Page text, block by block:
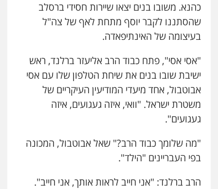
כהנא. משובו בנים יצאו שיירות חסידי ברסלב
שהסתננו לקבר יוסף מתחת לאף של צה"ל
בעיצומה של האינתיפאדה.
"אסי אסי", פתח כבוד הרב אליעזר ברלנד, ראש
ישיבת שובו בנים את שיחת הטלפון שלו עם אסי
אבוטבול, אחד מיעדי המודיעין העיקריים של
משטרת ישראל. "וואי, איזה געגועים, איזה
געגועים".
"מה שלומך כבוד הרב?" שאל אבוטבול, המכונה
בפי העבריינים "הילד".
הרב ברלנד: "אני חייב לראות אותך, אני חייב".